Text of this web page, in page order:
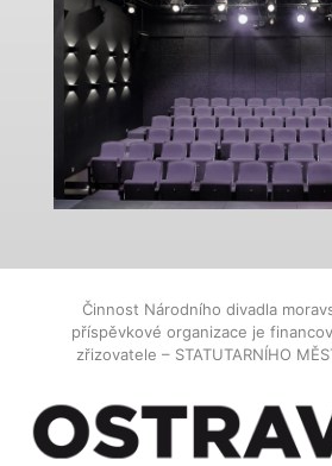
Činnost Národního divadla
příspěvkové organizace je
zřizovatele – STATUTARNÍHO